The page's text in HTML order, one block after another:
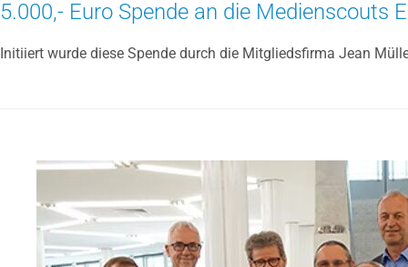
5.000,- Euro Spende an die Medienscouts
Initiiert wurde diese Spende durch die Mitgliedsfirma Jean